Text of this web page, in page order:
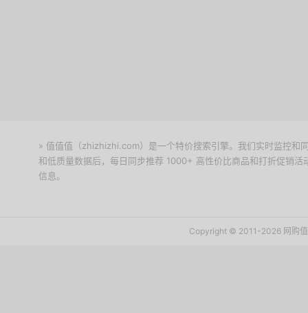
» 值值值（zhizhizhi.com）是一个特价搜索引擎。我们实时监控和
和低质量数据后，每日同步推荐 1000+ 高性价比商品和打折促销
信息。
Copyright © 2011-2026 网购